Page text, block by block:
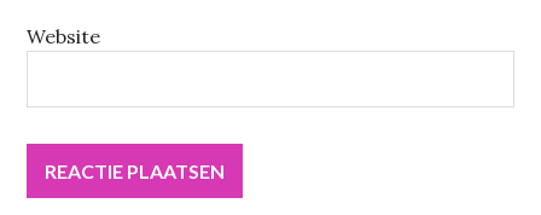
Website